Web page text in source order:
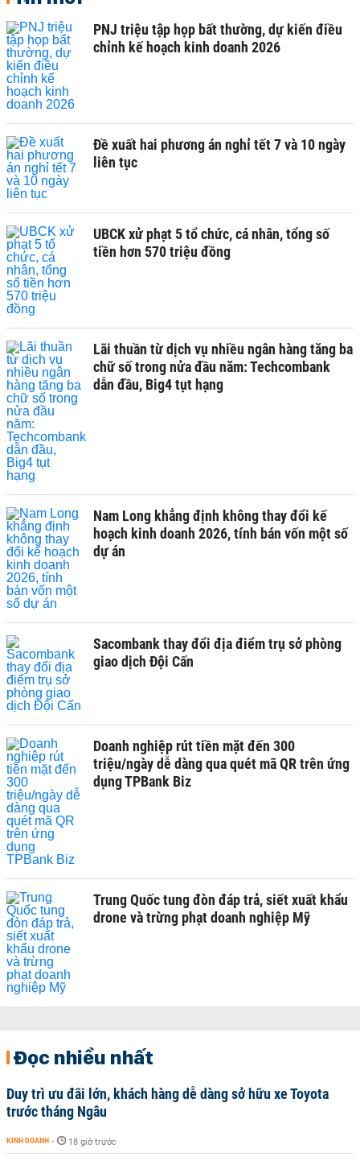
PNJ triệu tập họp bất thường, dự kiến điều
chỉnh kế hoạch kinh doanh 2026
Đề xuất hai phương án nghỉ tết 7 và 10 ngày
liên tục
UBCK xử phạt 5 tổ chức, cá nhân, tổng số
tiền hơn 570 triệu đồng
Lãi thuần từ dịch vụ nhiều ngân hàng tăng ba
chữ số trong nửa đầu năm: Techcombank
dẫn đầu, Big4 tụt hạng
Nam Long khẳng định không thay đổi kế
hoạch kinh doanh 2026, tính bán vốn một số
dự án
Sacombank thay đổi địa điểm trụ sở phòng
giao dịch Đội Cấn
Doanh nghiệp rút tiền mặt đến 300
triệu/ngày dễ dàng qua quét mã QR trên ứng
dụng TPBank Biz
Trung Quốc tung đòn đáp trả, siết xuất khẩu
drone và trừng phạt doanh nghiệp Mỹ
Đọc nhiều nhất
Duy trì ưu đãi lớn, khách hàng dễ dàng sở hữu xe Toyota
trước tháng Ngâu
KINH DOANH - 18 giờ trước